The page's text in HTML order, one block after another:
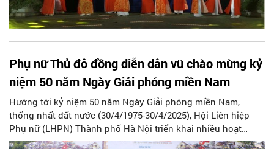
Phụ nữ Thủ đô đồng diễn dân vũ chào mừng kỷ
niệm 50 năm Ngày Giải phóng miền Nam
Hướng tới kỷ niệm 50 năm Ngày Giải phóng miền Nam,
thống nhất đất nước (30/4/1975-30/4/2025), Hội Liên hiệp
Phụ nữ (LHPN) Thành phố Hà Nội triển khai nhiều hoạt
động sâu rộng, ý nghĩa.